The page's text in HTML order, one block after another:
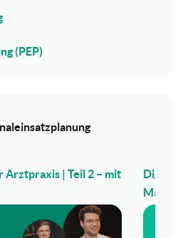
(PEP)
Arztpraxis | Teil 2 – mit